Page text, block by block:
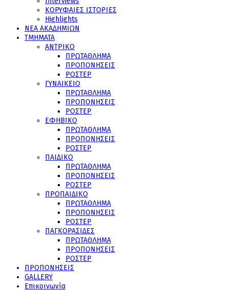
ΚΟΡΥΦΑΙΕΣ ΙΣΤΟΡΙΕΣ
Highlights
ΝΕΑ ΑΚΑΔΗΜΙΩΝ
ΤΜΗΜΑΤΑ
ΑΝΤΡΙΚΟ
ΠΡΩΤΑΘΛΗΜΑ
ΠΡΟΠΟΝΗΣΕΙΣ
ΡΟΣΤΕΡ
ΓΥΝΑΙΚΕΙΟ
ΠΡΩΤΑΘΛΗΜΑ
ΠΡΟΠΟΝΗΣΕΙΣ
ΡΟΣΤΕΡ
ΕΦΗΒΙΚΟ
ΠΡΩΤΑΘΛΗΜΑ
ΠΡΟΠΟΝΗΣΕΙΣ
ΡΟΣΤΕΡ
ΠΑΙΔΙΚΟ
ΠΡΩΤΑΘΛΗΜΑ
ΠΡΟΠΟΝΗΣΕΙΣ
ΡΟΣΤΕΡ
ΠΡΟΠΑΙΔΙΚΟ
ΠΡΩΤΑΘΛΗΜΑ
ΠΡΟΠΟΝΗΣΕΙΣ
ΡΟΣΤΕΡ
ΠΑΓΚΟΡΑΣΙΔΕΣ
ΠΡΩΤΑΘΛΗΜΑ
ΠΡΟΠΟΝΗΣΕΙΣ
ΡΟΣΤΕΡ
ΠΡΟΠΟΝΗΣΕΙΣ
GALLERY
Επικοινωνία